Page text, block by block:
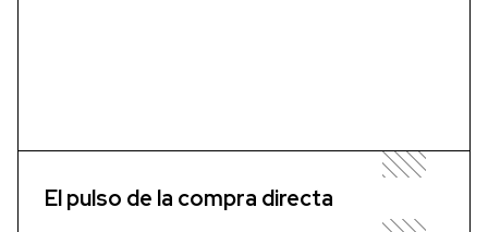
El pulso de la compra directa